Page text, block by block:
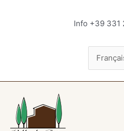
Info +39 331
langue